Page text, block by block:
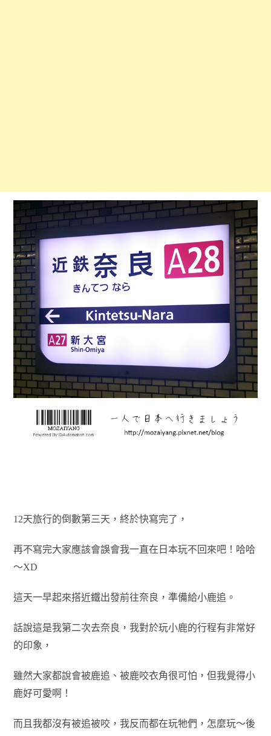
12天旅行的倒數第三天，終於快寫完了，
再不寫完大家應該會誤會我一直在日本玩不回來吧！哈哈
～XD
這天一早起來搭近鐵出發前往奈良，準備給小鹿追。
話說這是我第二次去奈良，我對於玩小鹿的行程有非常好
的印象，
雖然大家都說會被鹿追、被鹿咬衣角很可怕，但我覺得小
鹿好可愛啊！
而且我都沒有被追被咬，我反而都在玩牠們，怎麼玩～後